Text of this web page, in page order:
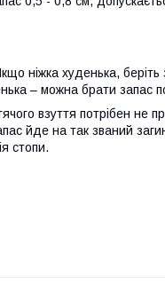
ніжка худенька,
– можна брати запас
взуття потрібен не
йде на так званий
стопи.